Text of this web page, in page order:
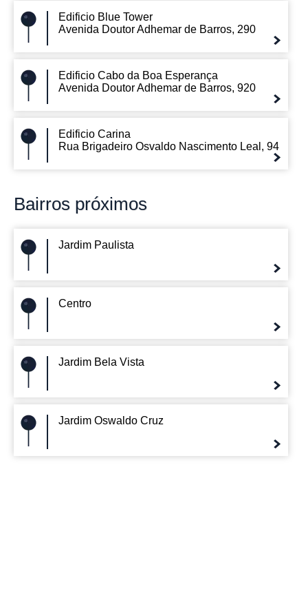
Edificio Blue Tower
Avenida Doutor Adhemar de Barros, 290
Edificio Cabo da Boa Esperança
Avenida Doutor Adhemar de Barros, 920
Edificio Carina
Rua Brigadeiro Osvaldo Nascimento Leal, 94
Bairros próximos
Jardim Paulista
Centro
Jardim Bela Vista
Jardim Oswaldo Cruz